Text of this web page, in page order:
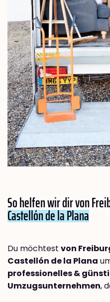
So helfen wir dir von
Castellón de la Plana
Du möchtest von
Castellón de la Plana
professionelles &
Umzugsunternehmen,